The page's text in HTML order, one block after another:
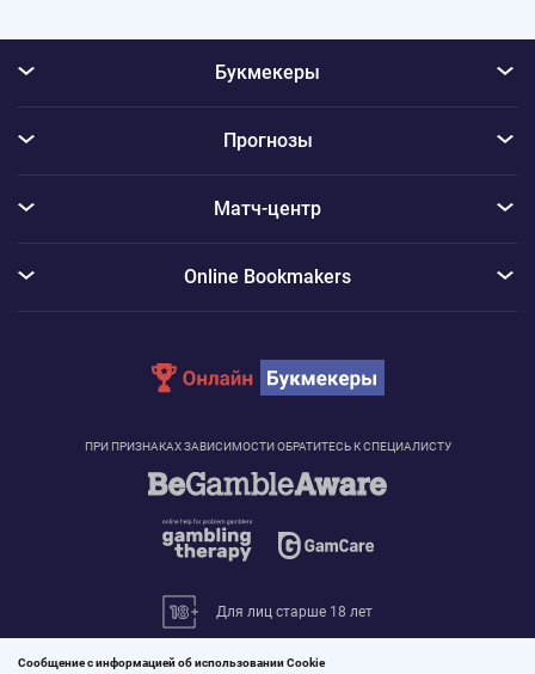
ПРИ ПРИЗНАКАХ ЗАВИСИМОСТИ ОБРАТИТЕСЬ К СПЕЦИАЛИСТУ
Для лиц старше 18 лет
Букмекеры
Прогнозы
Матч-центр
Online Bookmakers
Сообщение с информацией об использовании Cookie